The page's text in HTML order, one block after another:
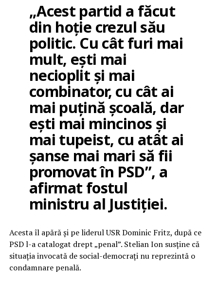
„Acest partid a făcut
din hoție crezul său
politic. Cu cât furi mai
mult, ești mai
necioplit și mai
combinator, cu cât ai
mai puțină școală, dar
ești mai mincinos și
mai tupeist, cu atât ai
șanse mai mari să fii
promovat în PSD”, a
afirmat fostul
ministru al Justiției.
Acesta îl apără și pe liderul USR Dominic Fritz, după ce
PSD l-a catalogat drept „penal”. Stelian Ion susține că
situația invocată de social-democrați nu reprezintă o
condamnare penală.